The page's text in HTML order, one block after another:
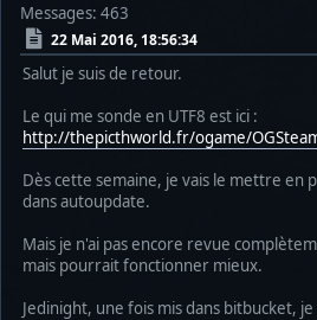
Messages: 463
22 Mai 2016, 18:56:34
Salut je suis de retour.
Le qui me sonde en UTF8 est ici :
http://thepicthworld.fr/ogame/
Dès cette semaine, je vais le mettre en
dans autoupdate.
Mais je n'ai pas encore revue
mais pourrait fonctionner mieux.
Jedinight, une fois mis dans bitbucket,